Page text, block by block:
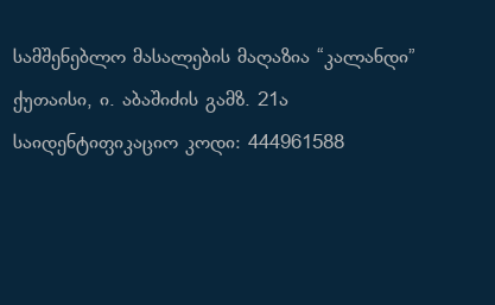
სამშენებლო მასალების მაღაზია “კალანდი”
ქუთაისი, ი. აბაშიძის გამზ. 21ა
საიდენტიფიკაციო კოდი: 444961588